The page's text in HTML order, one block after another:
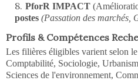
PforR IMPACT
postes (Passation des marchés,
Profils & Compétences
Les filières éligibles varient selon
Comptabilité, Sociologie,
Sciences de l'environnement,